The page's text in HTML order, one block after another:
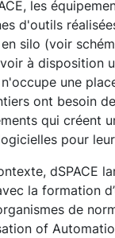
les
d'outils
silo (voir
à disposition
une
ont besoin
qui créent
pour
dSPACE
la formation
de
of